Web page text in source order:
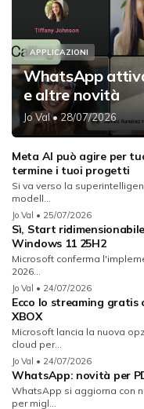
APPLICAZIONI
WhatsApp
e altre novità
Jo Val• 28/07/2026
Meta AI può agire per
termine i tuoi progetti
Si va verso la
modell...
Jo Val • 25/07/2026
Sì, Start
Windows 11 25H2
Microsoft conferma
2026...
Jo Val • 24/07/2026
Ecco lo streaming
XBOX
Microsoft lancia la nuova
cloud per...
Jo Val • 24/07/2026
WhatsApp: novità per
WhatsApp si aggiorna con
per migl...